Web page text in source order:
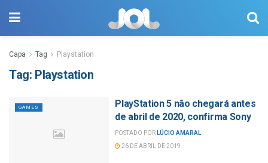
Capa Tag Playstation
Tag: Playstation
GAMES
PlayStation 5 não chegará antes
de abril de 2020, confirma Sony
POSTADO POR LÚCIO AMARAL
26 DE ABRIL DE 2019